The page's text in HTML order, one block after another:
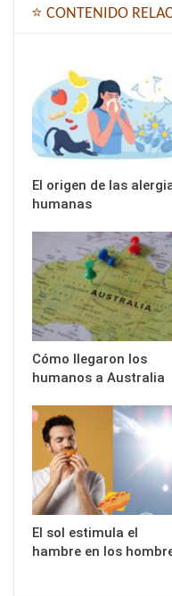
⭐ CONTENIDO
El origen de las
humanas
Cómo llegaron los
humanos a Australia
El sol estimula el
hambre en los